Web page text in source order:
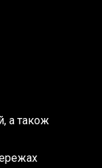
а також